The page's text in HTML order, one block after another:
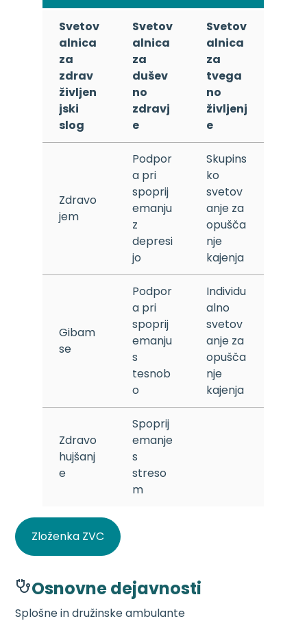
Svetov
alnica
za
zdrav
življen
jski
slog
Svetov
alnica
za
dušev
no
zdravj
e
Svetov
alnica
za
tvega
no
življenj
e
Zdravo
jem
Podpor
a pri
spoprij
emanju
z
depresi
jo
Skupins
ko
svetov
anje za
opušča
nje
kajenja
Gibam
se
Podpor
a pri
spoprij
emanju
s
tesnob
o
Individu
alno
svetov
anje za
opušča
nje
kajenja
Zdravo
hujšanj
e
Spoprij
emanje
s
streso
m
Zloženka ZVC
Osnovne dejavnosti
Splošne in družinske ambulante